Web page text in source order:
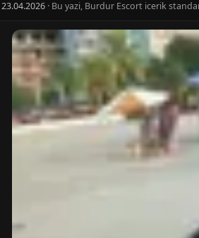
23.04.2026 · Bu yazi, Burdur Escort icerik